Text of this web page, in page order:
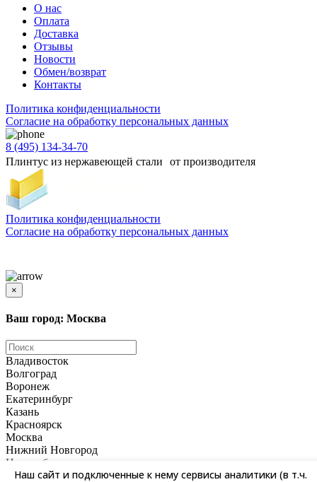
О нас
Оплата
Доставка
Отзывы
Новости
Обмен/возврат
Контакты
Политика конфиденциальности
Согласиe на обработку персональных данных
8 (495) 134-34-70
Плинтус из нержавеющей стали от производителя
Политика конфиденциальности
Согласиe на обработку персональных данных
Наш сайт и подключенные к нему сервисы аналитики (в т.ч.
×
Ваш город: Москва
Владивосток
Волгоград
Воронеж
Екатеринбург
Казань
Красноярск
Москва
Нижний Новгород
Новосибирск
Омск